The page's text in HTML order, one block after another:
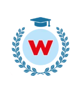
springen